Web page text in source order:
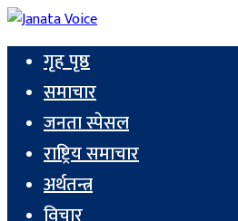
गृह पृष्ठ
समाचार
जनता स्पेसल
राष्ट्रिय समाचार
अर्थतन्त्र